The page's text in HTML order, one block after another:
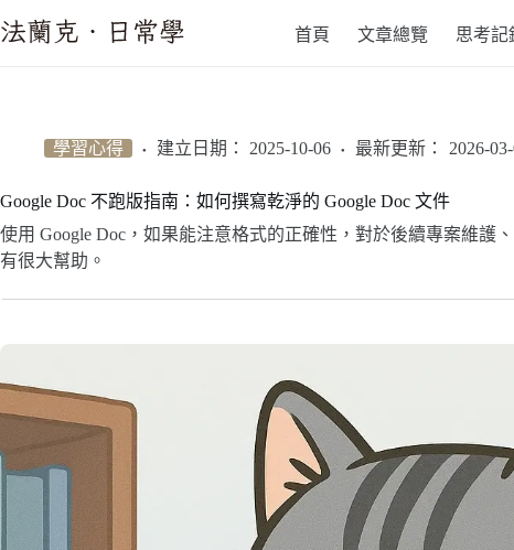
至
首頁 文章總覽 思考記
學習心得 建立日期： 2025-10-06 最新更新： 2026-
Google Doc 不跑版指南：如何撰寫乾淨的 Google Doc 文件
使用 Google Doc，如果能注意格式的正確性，對於後續專案維護
有很大幫助。